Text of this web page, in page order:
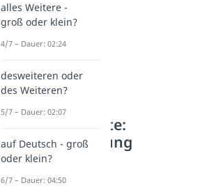
Weitere Inhalte:
Rechtschreibung
Mehrzahlen
Index Plural
alles Weitere -
groß oder klein?
4/7 – Dauer: 02:24
desweiteren oder
des Weiteren?
5/7 – Dauer: 02:07
auf Deutsch - groß
oder klein?
6/7 – Dauer: 04:50